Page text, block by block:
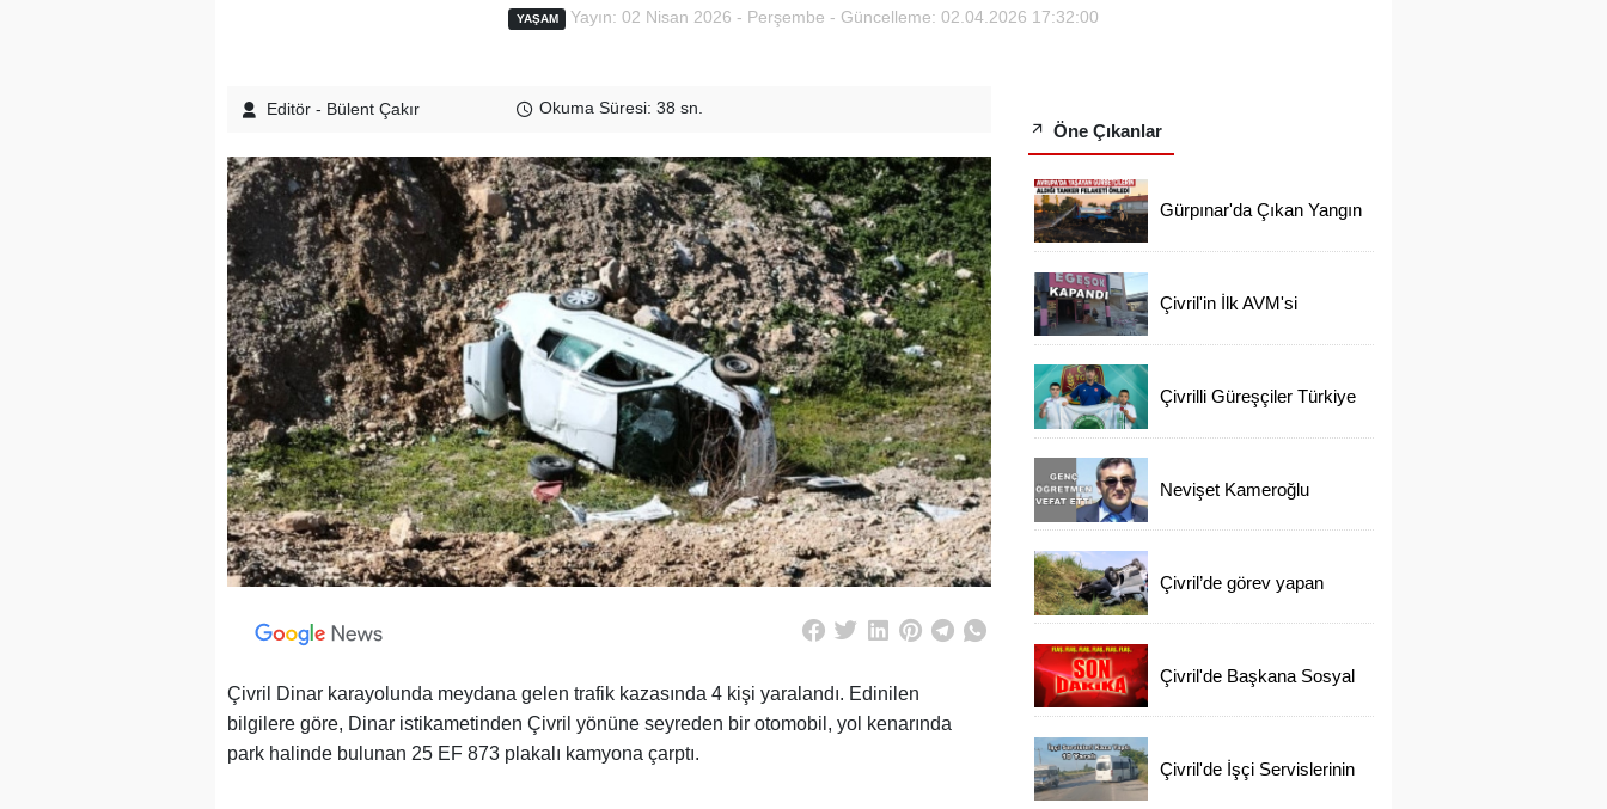
YAŞAM Yayın: 02 Nisan 2026 - Perşembe - Güncelleme: 02.04.2026 17:32:00
Editör - Bülent Çakır Okuma Süresi: 38 sn.
Çivril Dinar karayolunda meydana gelen trafik kazasında 4 kişi yaralandı. Edinilen
bilgilere göre, Dinar istikametinden Çivril yönüne seyreden bir otomobil, yol kenarında
park halinde bulunan 25 EF 873 plakalı kamyona çarptı.
Öne Çıkanlar
Gürpınar'da Çıkan Yangın
Söndürüldü
Çivril'in İlk AVM'si
Çivrilli Güreşçiler Türkiye
Madalya İle Döndü
Nevişet Kameroğlu
Öğretmeni Vefat Etti
Çivril’de görev yapan
Çivril'de Başkana Sosyal
Gözaltı
Çivril'de İşçi Servislerinin